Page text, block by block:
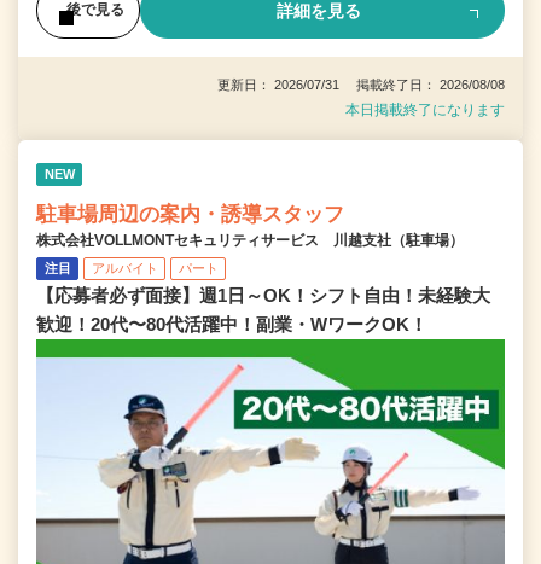
後で見る 詳細を見る
更新日： 2026/07/31 掲載終了日： 2026/08/08
本日掲載終了になります
NEW
駐車場周辺の案内・誘導スタッフ
株式会社VOLLMONTセキュリティサービス 川越支社（駐車場）
注目 アルバイト パート
【応募者必ず面接】週1日～OK！シフト自由！未経験大
歓迎！20代〜80代活躍中！副業・WワークOK！